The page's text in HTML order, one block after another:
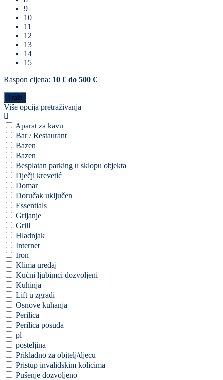
9
10
11
12
13
14
15
Raspon cijena: 10 € do 500 €
Više opcija pretraživanja
Aparat za kavu
Bar / Restaurant
Bazen
Bazen
Besplatan parking u sklopu objekta
Dječji krevetić
Domar
Doručak uključen
Essentials
Grijanje
Grill
Hladnjak
Internet
Iron
Klima uređaj
Kućni ljubimci dozvoljeni
Kuhinja
Lift u zgradi
Osnove kuhanja
Perilica
Perilica posuđa
pl
posteljina
Prikladno za obitelj/djecu
Pristup invalidskim kolicima
Pušenje dozvoljeno